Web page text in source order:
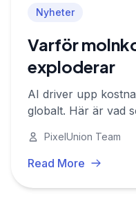
Nyheter
Varför
exploderar
AI driver upp
globalt. Här är vad
molnleverantörer
PixelUnion Team
Read More